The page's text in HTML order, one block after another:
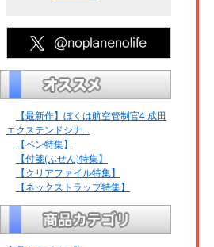
【最新作】ぼくは航空管制官4 成田
エクステンドシナ...
【ペン特集】
【付箋(ふせん)特集】
【クリアファイル特集】
【ネックストラップ特集】